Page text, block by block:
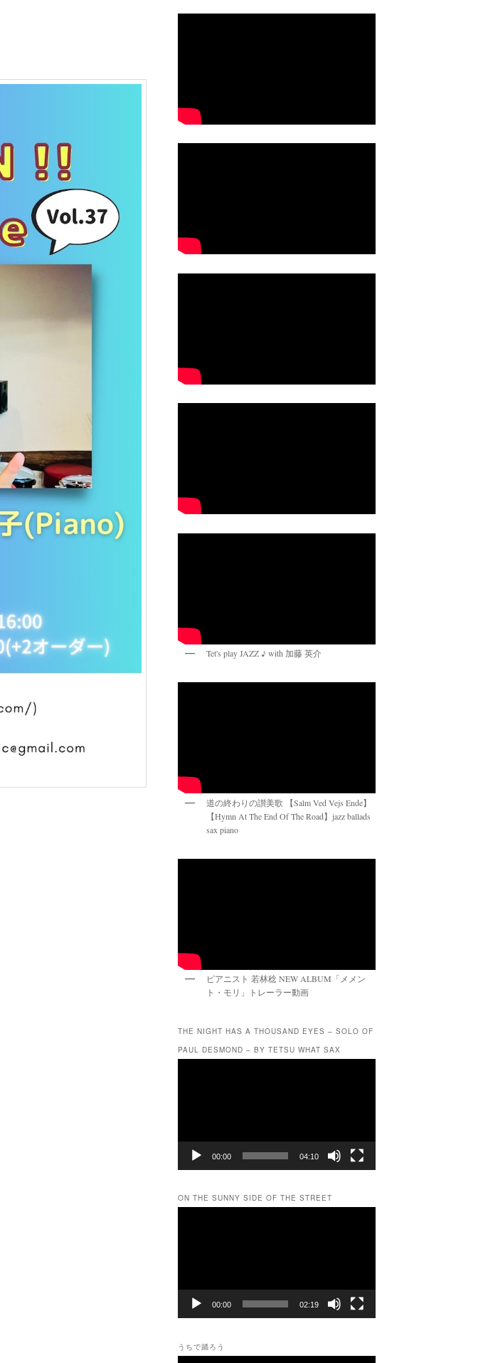
Tet's play JAZZ ♪ with 加藤 英介
道の終わりの讃美歌 【Salm Ved Vejs Ende】
【Hymn At The End Of The Road】jazz ballads
sax piano
ピアニスト 若林稔 NEW ALBUM「メメン
ト・モリ」トレーラー動画
THE NIGHT HAS A THOUSAND EYES – SOLO OF
PAUL DESMOND – BY TETSU WHAT SAX
00:00 04:10
ON THE SUNNY SIDE OF THE STREET
00:00 02:19
うちで踊ろう